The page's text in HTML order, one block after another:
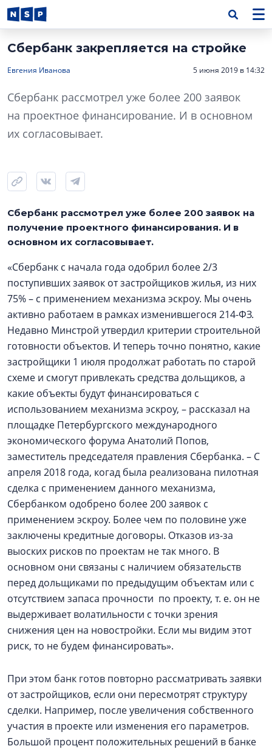
Сбербанк закрепляется на стройке
Евгения Иванова 5 июня 2019 в 14:32
Сбербанк рассмотрел уже более 200 заявок
на проектное финансирование. И в основном
их согласовывает.
Сбербанк рассмотрел уже более 200 заявок на
получение проектного финансирования. И в
основном их согласовывает.
«Сбербанк с начала года одобрил более 2/3
поступивших заявок от застройщиков жилья, из них
75% – с применением механизма эскроу. Мы очень
активно работаем в рамках изменившегося 214-ФЗ.
Недавно Минстрой утвердил критерии строительной
готовности объектов. И теперь точно понятно, какие
застройщики 1 июля продолжат работать по старой
схеме и смогут привлекать средства дольщиков, а
какие объекты будут финансироваться с
использованием механизма эскроу, – рассказал на
площадке Петербургского международного
экономического форума Анатолий Попов,
заместитель председателя правления Сбербанка. – С
апреля 2018 года, когад была реализована пилотная
сделка с применением данного механизма,
Сбербанком одобрено более 200 заявок с
применением эскроу. Более чем по половине уже
заключены кредитные договоры. Отказов из-за
выоских рисков по проектам не так много. В
основном они связаны с наличием обязательств
перед дольщиками по предыдущим объектам или с
отсутствием запаса прочности по проекту, т. е. он не
выдерживает волатильности с точки зрения
снижения цен на новостройки. Если мы видим этот
риск, то не будем финансировать».
При этом банк готов повторно рассматривать заявки
от застройщиков, если они пересмотрят структуру
сделки. Например, после увеличения собственного
участия в проекте или изменения его параметров.
Большой процент положительных решений в банке